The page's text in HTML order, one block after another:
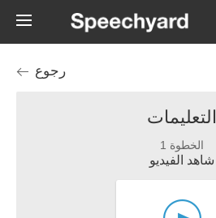
رجوع
التعليمات
الخطوة 1
شاهد الفيديو